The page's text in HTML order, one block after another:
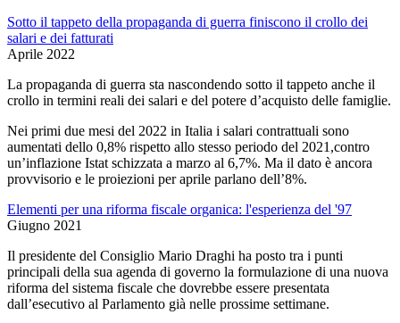
Sotto il tappeto della propaganda di guerra finiscono il crollo dei
salari e dei fatturati
Aprile 2022
La propaganda di guerra sta nascondendo sotto il tappeto anche il
crollo in termini reali dei salari e del potere d’acquisto delle famiglie.
Nei primi due mesi del 2022 in Italia i salari contrattuali sono
aumentati dello 0,8% rispetto allo stesso periodo del 2021,contro
un’inflazione Istat schizzata a marzo al 6,7%. Ma il dato è ancora
provvisorio e le proiezioni per aprile parlano dell’8%.
Elementi per una riforma fiscale organica: l'esperienza del '97
Giugno 2021
Il presidente del Consiglio Mario Draghi ha posto tra i punti
principali della sua agenda di governo la formulazione di una nuova
riforma del sistema fiscale che dovrebbe essere presentata
dall’esecutivo al Parlamento già nelle prossime settimane.